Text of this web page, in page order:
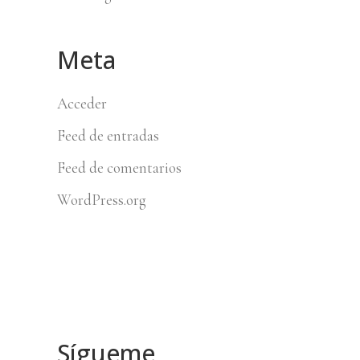
Meta
Acceder
Feed de entradas
Feed de comentarios
WordPress.org